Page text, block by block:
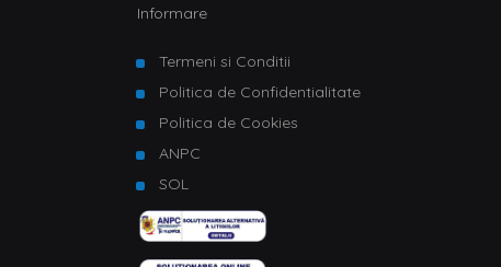
Informare
Termeni si Conditii
Politica de Confidentialitate
Politica de Cookies
ANPC
SOL